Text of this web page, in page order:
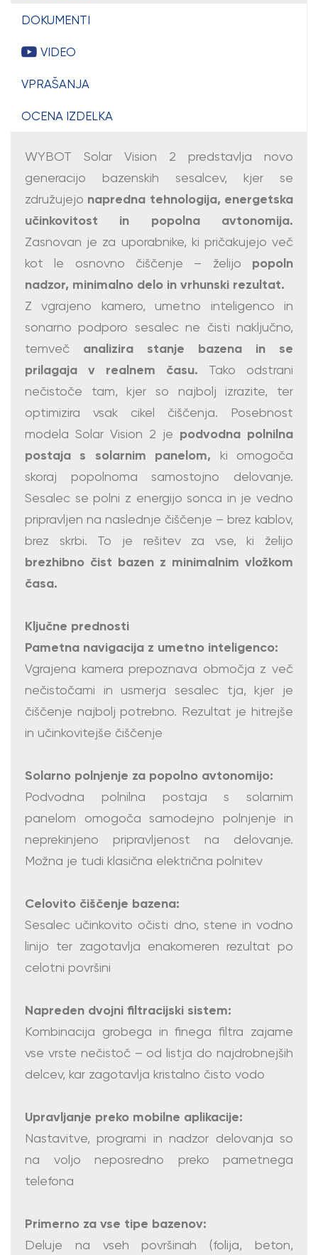
DOKUMENTI
VIDEO
VPRAŠANJA
OCENA IZDELKA
WYBOT Solar Vision 2 predstavlja novo
generacijo bazenskih sesalcev, kjer se
združujejo napredna tehnologija, energetska
učinkovitost in popolna avtonomija.
Zasnovan je za uporabnike, ki pričakujejo več
kot le osnovno čiščenje – želijo popoln
nadzor, minimalno delo in vrhunski rezultat.
Z vgrajeno kamero, umetno inteligenco in
sonarno podporo sesalec ne čisti naključno,
temveč analizira stanje bazena in se
prilagaja v realnem času. Tako odstrani
nečistoče tam, kjer so najbolj izrazite, ter
optimizira vsak cikel čiščenja. Posebnost
modela Solar Vision 2 je podvodna polnilna
postaja s solarnim panelom, ki omogoča
skoraj popolnoma samostojno delovanje.
Sesalec se polni z energijo sonca in je vedno
pripravljen na naslednje čiščenje – brez kablov,
brez skrbi. To je rešitev za vse, ki želijo
brezhibno čist bazen z minimalnim vložkom
časa.
Ključne prednosti
Pametna navigacija z umetno inteligenco:
Vgrajena kamera prepoznava območja z več
nečistočami in usmerja sesalec tja, kjer je
čiščenje najbolj potrebno. Rezultat je hitrejše
in učinkovitejše čiščenje
Solarno polnjenje za popolno avtonomijo:
Podvodna polnilna postaja s solarnim
panelom omogoča samodejno polnjenje in
neprekinjeno pripravljenost na delovanje.
Možna je tudi klasična električna polnitev
Celovito čiščenje bazena:
Sesalec učinkovito očisti dno, stene in vodno
linijo ter zagotavlja enakomeren rezultat po
celotni površini
Napreden dvojni filtracijski sistem:
Kombinacija grobega in finega filtra zajame
vse vrste nečistoč – od listja do najdrobnejših
delcev, kar zagotavlja kristalno čisto vodo
Upravljanje preko mobilne aplikacije:
Nastavitve, programi in nadzor delovanja so
na voljo neposredno preko pametnega
telefona
Primerno za vse tipe bazenov:
Deluje na vseh površinah (folija, beton,